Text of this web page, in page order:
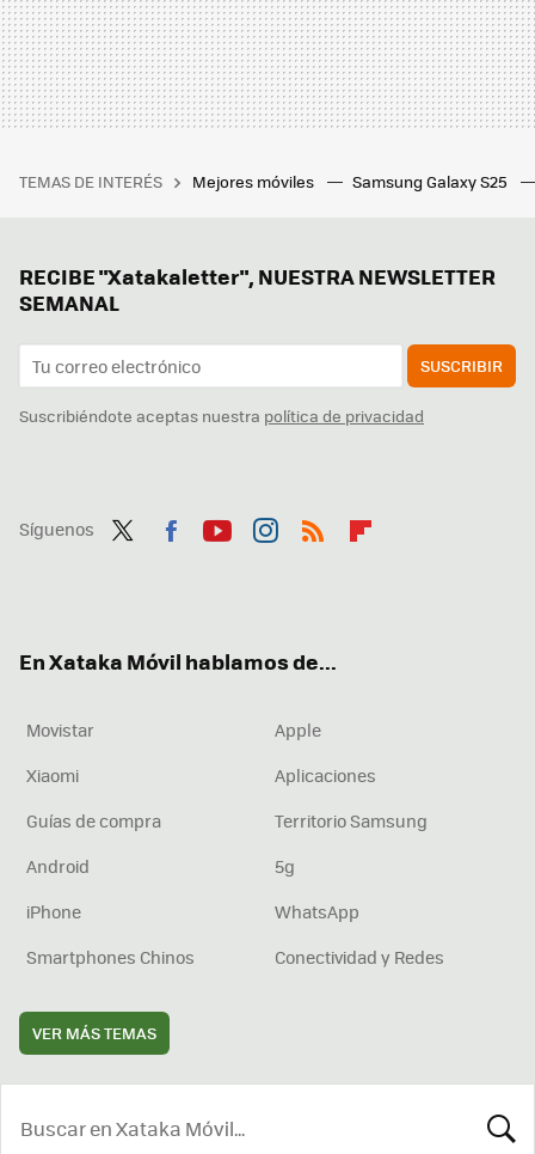
TEMAS DE INTERÉS Mejores móviles Samsung Galaxy S25
RECIBE "Xatakaletter", NUESTRA NEWSLETTER
SEMANAL
SUSCRIBIR
Suscribiéndote aceptas nuestra política de privacidad
Síguenos
En Xataka Móvil hablamos de...
Movistar
Apple
Xiaomi
Aplicaciones
Guías de compra
Territorio Samsung
Android
5g
iPhone
WhatsApp
Smartphones Chinos
Conectividad y Redes
VER MÁS TEMAS